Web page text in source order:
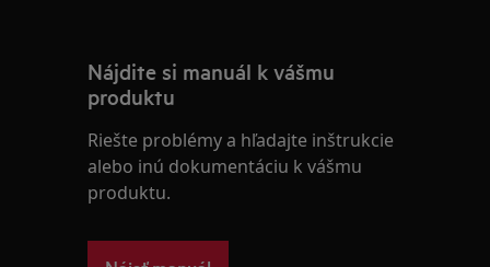
Nájdite si manuál k vášmu
produktu
Riešte problémy a hľadajte inštrukcie
alebo inú dokumentáciu k vášmu
produktu.